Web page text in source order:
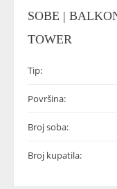
SOBE |
TOWER
Tip:
Površina:
Broj soba:
Broj kupatila: